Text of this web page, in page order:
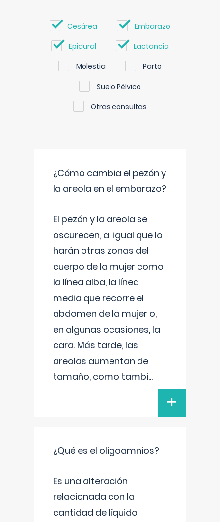
Cesárea Embarazo
Epidural Lactancia
Molestia Parto
Suelo Pélvico
Otras consultas
¿Cómo cambia el pezón y
la areola en el embarazo?
El pezón y la areola se
oscurecen, al igual que lo
harán otras zonas del
cuerpo de la mujer como
la línea alba, la línea
media que recorre el
abdomen de la mujer o,
en algunas ocasiones, la
cara. Más tarde, las
areolas aumentan de
tamaño, como tambi...
+
¿Qué es el oligoamnios?
Es una alteración
relacionada con la
cantidad de líquido